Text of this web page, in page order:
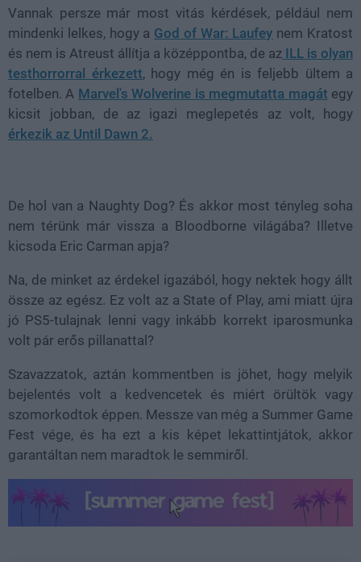
Vannak persze már most vitás kérdések, például nem
mindenki lelkes, hogy a God of War: Laufey nem Kratost
és nem is Atreust állítja a középpontba, de az ILL is olyan
testhorrorral érkezett, hogy még én is feljebb ültem a
fotelben. A Marvel's Wolverine is megmutatta magát egy
kicsit jobban, de az igazi meglepetés az volt, hogy
érkezik az Until Dawn 2.
De hol van a Naughty Dog? És akkor most tényleg soha
nem térünk már vissza a Bloodborne világába? Illetve
kicsoda Eric Carman apja?
Na, de minket az érdekel igazából, hogy nektek hogy állt
össze az egész. Ez volt az a State of Play, ami miatt újra
jó PS5-tulajnak lenni vagy inkább korrekt iparosmunka
volt pár erős pillanattal?
Szavazzatok, aztán kommentben is jöhet, hogy melyik
bejelentés volt a kedvencetek és miért örültök vagy
szomorkodtok éppen. Messze van még a Summer Game
Fest vége, és ha ezt a kis képet lekattintjátok, akkor
garantáltan nem maradtok le semmiről.